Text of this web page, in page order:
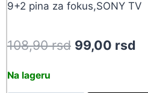
9+2 pina za fokus,SONY TV
108,90rsd Original
99,00 rsd
Na lageru